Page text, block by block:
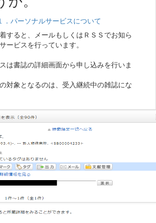
．パーソナルサービスについて
すると、メールもしくはＲＳＳでお知ら
ービスを行っています。
は書誌の詳細画面から申し込みを行いま
対象となるのは、受入継続中の雑誌にな